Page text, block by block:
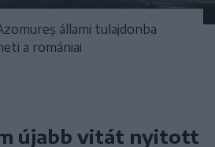
állami tulajdonba
a romániai
újabb vitát nyitott